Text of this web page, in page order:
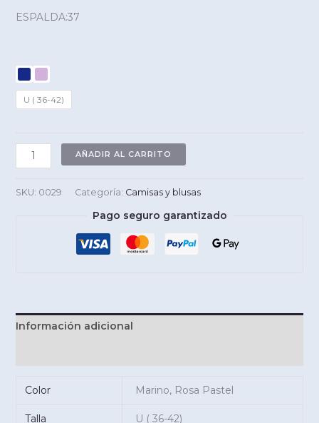
ESPALDA:37
U ( 36-42)
Camisa
VALERY
AÑADIR AL CARRITO
SKU: 0029 Categoría: Camisas y blusas
Pago seguro garantizado
Información adicional
Color Marino, Rosa Pastel
Talla U ( 36-42)